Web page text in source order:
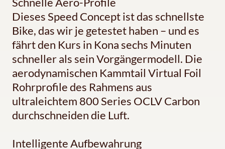
Dieses Speed Concept ist das schnellste
Bike, das wir je getestet haben – und es
fährt den Kurs in Kona sechs Minuten
schneller als sein Vorgängermodell. Die
aerodynamischen Kammtail Virtual Foil
Rohrprofile des Rahmens aus
ultraleichtem 800 Series OCLV Carbon
durchschneiden die Luft.
Intelligente Aufbewahrung